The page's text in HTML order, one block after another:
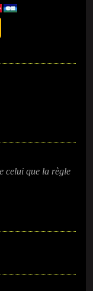
celui que la règle